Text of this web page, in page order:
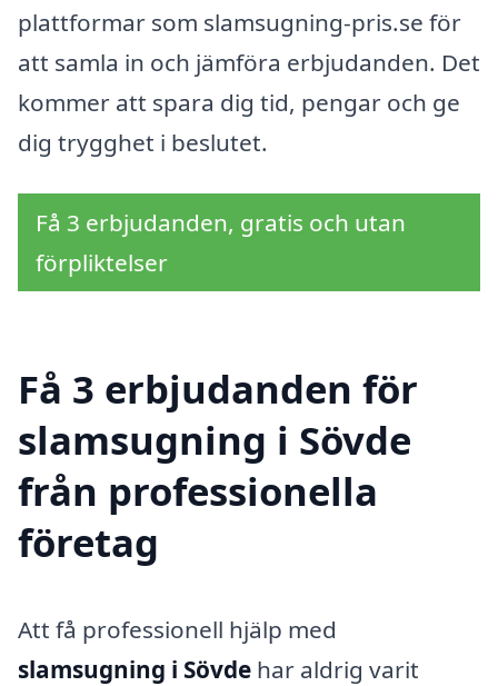
plattformar som slamsugning-pris.se för
att samla in och jämföra erbjudanden. Det
kommer att spara dig tid, pengar och ge
dig trygghet i beslutet.
Få 3 erbjudanden, gratis och utan
förpliktelser
Få 3 erbjudanden för
slamsugning i Sövde
från professionella
företag
Att få professionell hjälp med
slamsugning i Sövde har aldrig varit